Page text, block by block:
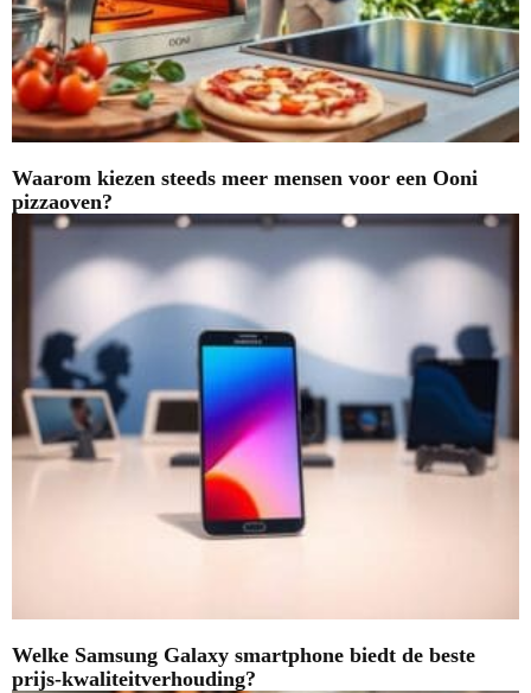
Waarom kiezen steeds meer mensen voor een Ooni
pizzaoven?
Welke Samsung Galaxy smartphone biedt de beste
prijs-kwaliteitverhouding?